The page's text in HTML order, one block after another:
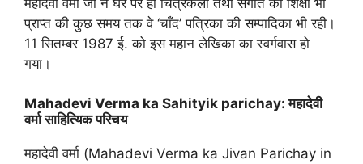
महादेवी वर्मा जी ने घर पर ही चित्रकला तथा संगीत की शिक्षा भी
प्राप्त की कुछ समय तक वे ‘चाँद’ पत्रिका की सम्पादिका भी रही।
11 सितम्बर 1987 ई. को इस महान लेखिका का स्वर्गवास हो
गया।
Mahadevi Verma ka Sahityik parichay: महादेवी
वर्मा साहित्यिक परिचय
महादेवी वर्मा (Mahadevi Verma ka Jivan Parichay in